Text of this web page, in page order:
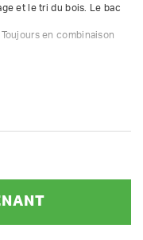
et le tri du bois. Le bac
en combinaison